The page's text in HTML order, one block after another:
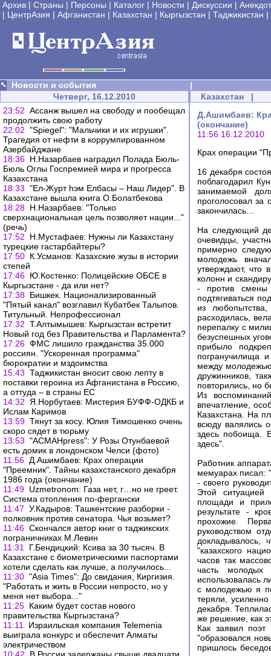
Архив | Страны | Персоны | Каталог | Новости | Дискуссии |
| ЦентрАзия | Афганистан | Казахстан | Кыргызстан | Таджикистан |
Новости и события
|
Четверг, 16.12.2010
23:52 Ассанж вышел на свободу и пообещал
продолжить свою работу
22:02 "Spiegel": "Мальчики и их игрушки".
Трагедия от нефти в коррумпированном
Азербайджане
18:36 Н.Назарбаев наградил Полада Бюль-
Бюль Оглы Госпремией мира и прогресса
Казахстана
18:33 "Ел-Журт hэм Елбасы – Наш Лидер". В
Казахстане вышла книга О.Болатбекова
18:28 Н.Назарбаев: "Только
сверхнациональная цель позволяет нации..."
(речь)
17:52
Н.Мустафаев: Нужны ли Казахстану
турецкие гастарбайтеры?
17:50 К.Усманов: Казахские жузы в истории
степей
17:46 Ю.Костенко: Полицейские ОБСЕ в
Кыргызстане - да или нет?
17:38 Бишкек. Национализированный
"Пятый канал" возглавил Кубатбек Талыпов.
Титульный. Непрофессионал
17:32 Т.Алтымышев: Кыргызстан встретит
Новый год без Правительства и Парламента?
17:26 ФМС лишило гражданства 35.000
россиян. "Ускоренная программа"
бюрократии и мздоимства
15:43 Таджикистан вносит свою лепту в
поставки героина из Афганистана в Россию,
а оттуда – в страны ЕС
14:32
Я.Норбутаев: Мистерия БУФФ-ОДКБ и
Ислам Каримов
13:59 Тянут за косу. Юлия Тимошенко очень
скоро сядет в тюрьму
13:53 "АСМАНpress": У Розы Отунбаевой
есть домик в лондонском Челси (фото)
11:56 Д.Ашимбаев: Крах операции
"Преемник". Тайны казахстанского декабря
1986 года (окончание)
11:49 Uzmetronom: Газа нет, г…но не греет.
Система отопления по-фергански
11:47 У.Кадыров: Ташкентские разборки -
полковник против сенатора. Чья возьмет?
11:46 Скончался автор книг о таджикских
пограничниках М.Левин
11:31
Г.Бендицкий: Ксива за 30 тысяч. В
Казахстане с биометрическими паспортами
хотели сделать как лучше, а получилось...
11:30 "Asia Times": До свидания, Киргизия.
"Работать и жить в России непросто, но у
меня нет выбора..."
11:25 Каким будет состав нового
правительства Кыргызстана?
11:11
Израильская компания Telemenia
выиграла конкурс и обеспечит Алматы
электричеством
Казахстан |
Д.Ашимбаев:
(окончание)
11:56 16.12.2010
Крах операции
16 декабря
поблагодарил
занимаемой
проголосовал за
закончилась…
На следующий
очевидцы,
примерно
молодежь
утверждают, что
колонн и
- против смены
подтягиваться
из
расходилась,
перепалку с
безуспешных
прибыло
погранучилища
между
дружинников,
повторились, но
Из
впечатление,
Казахстана. На
всюду валялись
здесь побоища.
здесь".
Работник
мемуарах писал:
- своего
Этой ситуацией
площади и
результате -
прохожие.
руководством
докладывалось,
"казахского
часов так
часть молодых
использовалась
с молодежью я
теряли,
декабря.
же решение, как
Как заявил
"образовался
пришлось